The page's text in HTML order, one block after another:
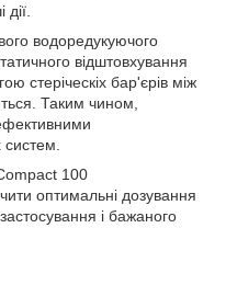
водоредукуючого
відштовхування
стеріческіх бар'єрів між
Таким чином,
100
оптимальні дозування
і бажаного